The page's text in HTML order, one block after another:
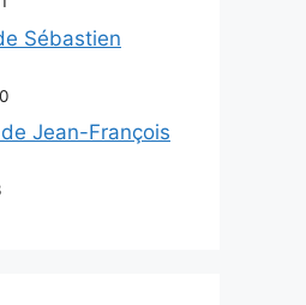
Sébastien
Jean-François